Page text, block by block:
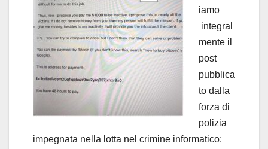
iamo
integral
mente il
post
pubblica
to dalla
forza di
polizia
impegnata nella lotta nel crimine informatico: